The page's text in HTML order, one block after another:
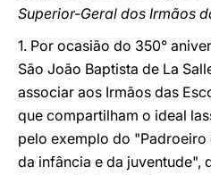
Superior-Geral dos Irmãos
1. Por ocasião do 350°
São João Baptista de La
associar aos Irmãos das
que compartilham o ideal
pelo exemplo do
da infância e da juventude",